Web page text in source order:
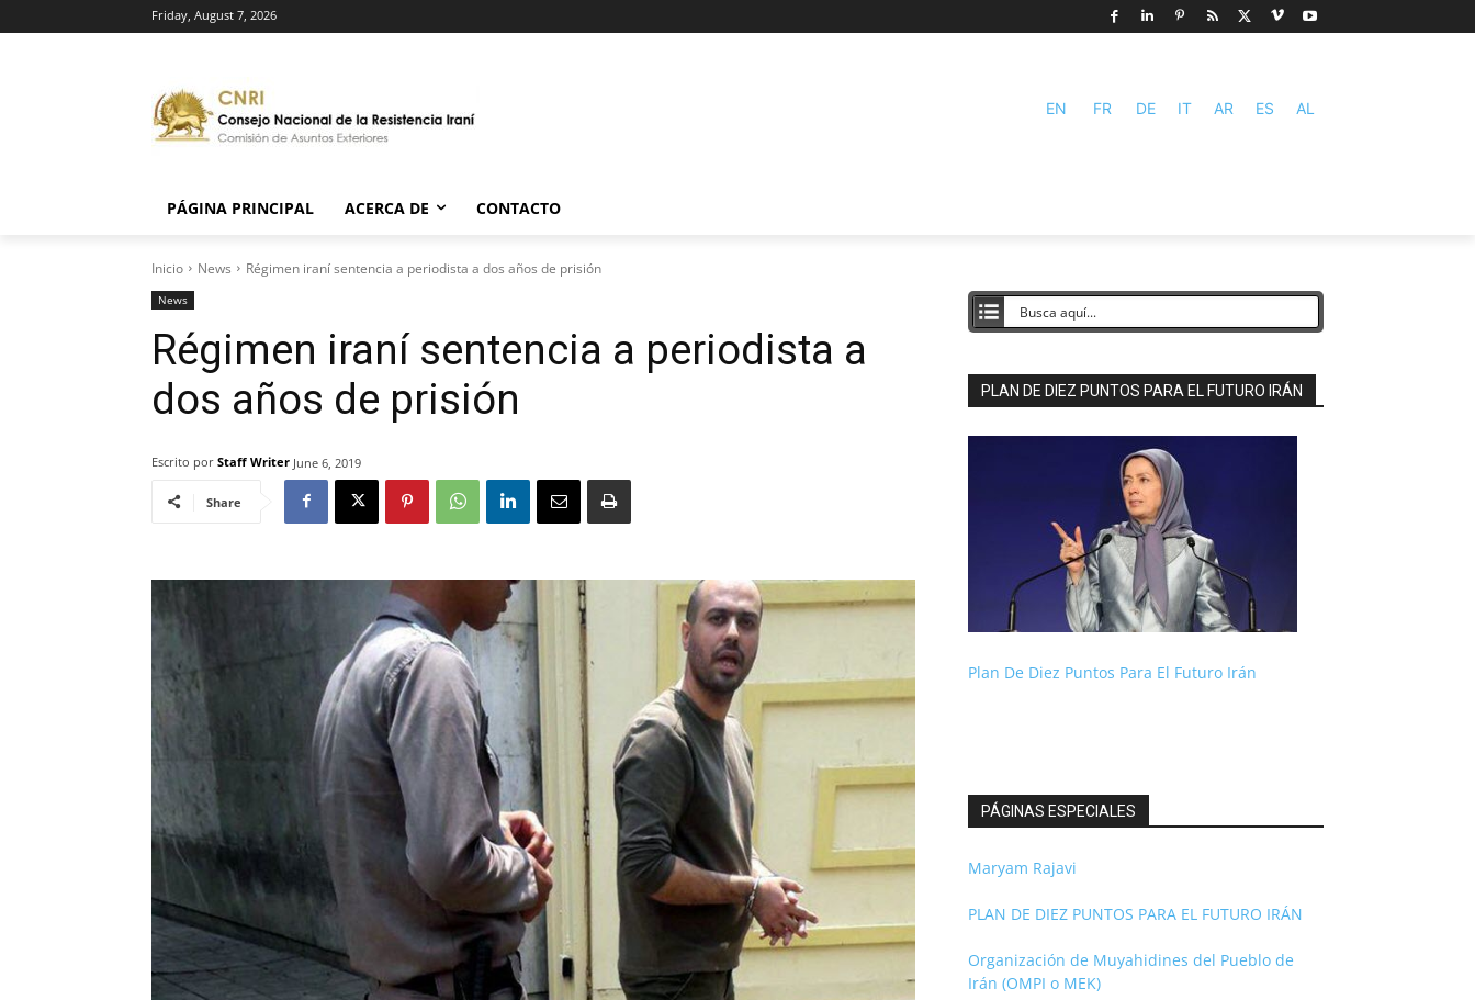
Friday, August 7, 2026
EN FR DE IT AR ES AL
PÁGINA PRINCIPAL ACERCA DE CONTACTO
Inicio News Régimen iraní sentencia a periodista a dos años de prisión
News
Régimen iraní sentencia a periodista a
dos años de prisión
Escrito por Staff Writer June 6, 2019
Share
PLAN DE DIEZ PUNTOS PARA EL FUTURO IRÁN
Plan De Diez Puntos Para El Futuro Irán
PÁGINAS ESPECIALES
Maryam Rajavi
PLAN DE DIEZ PUNTOS PARA EL FUTURO IRÁN
Organización de Muyahidines del Pueblo de
Irán (OMPI o MEK)